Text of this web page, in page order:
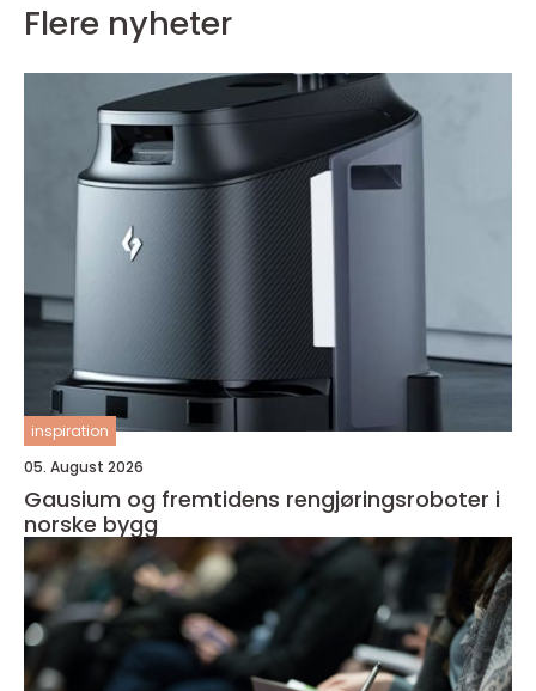
Flere nyheter
inspiration
05. August 2026
Gausium og fremtidens rengjøringsroboter i
norske bygg